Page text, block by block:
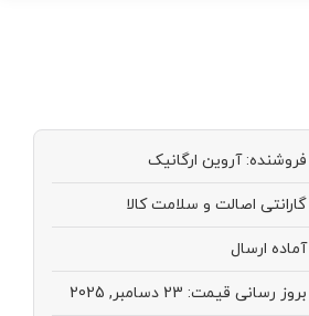
فروشنده: آروین ارگانیک
گارانتی اصالت و سلامت کالا
آماده ارسال
بروز رسانی قیمت: 23 دسامبر, 2025